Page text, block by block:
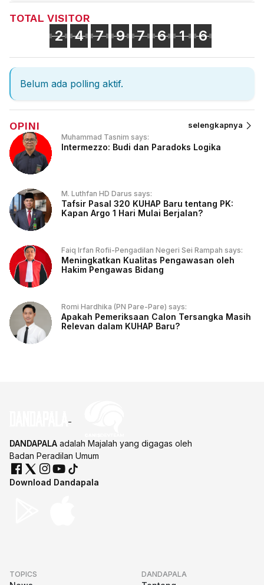
TOTAL VISITOR
2 4 7 9 7 6 1 6
Belum ada polling aktif.
OPINI selengkapnya
Muhammad Tasnim says:
Intermezzo: Budi dan Paradoks Logika
M. Luthfan HD Darus says:
Tafsir Pasal 320 KUHAP Baru tentang PK:
Kapan Argo 1 Hari Mulai Berjalan?
Faiq Irfan Rofii-Pengadilan Negeri Sei Rampah says:
Meningkatkan Kualitas Pengawasan oleh
Hakim Pengawas Bidang
Romi Hardhika (PN Pare-Pare) says:
Apakah Pemeriksaan Calon Tersangka Masih
Relevan dalam KUHAP Baru?
DANDAPALA adalah Majalah yang digagas oleh
Badan Peradilan Umum
Download Dandapala
TOPICS DANDAPALA